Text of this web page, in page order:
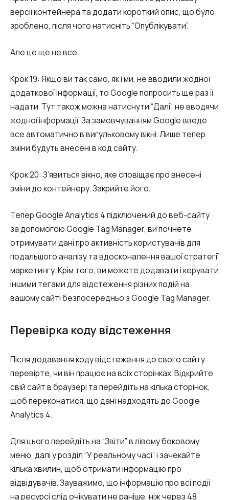
версії контейнера та додати короткий опис, що було
зроблено, після чого натисніть “Опублікувати”.
Але це ще не все.
Крок 19: Якщо ви так само, як і ми, не вводили жодної
додаткової інформації, то Google попросить ще раз її
надати. Тут також можна натиснути “Далі”, не вводячи
жодної інформації. За замовчуванням Google введе
все автоматично в вигульковому вікні. Лише тепер
зміни будуть внесені в код сайту.
Крок 20: З’явиться вікно, яке сповіщає про внесені
зміни до контейнеру. Закрийте його.
Тепер Google Analytics 4 підключений до веб-сайту
за допомогою Google Tag Manager, ви почнете
отримувати дані про активність користувачів для
подальшого аналізу та вдосконалення вашої стратегії
маркетингу. Крім того, ви можете додавати і керувати
іншими тегами для відстеження різних подій на
вашому сайті безпосередньо з Google Tag Manager.
Перевірка коду відстеження
Після додавання коду відстеження до свого сайту
перевірте, чи він працює на всіх сторінках. Відкрийте
свій сайт в браузері та перейдіть на кілька сторінок,
щоб переконатися, що дані надходять до Google
Analytics 4.
Для цього перейдіть на “Звіти” в лівому боковому
меню, далі у розділ “У реальному часі” і зачекайте
кілька хвилин, щоб отримати інформацію про
відвідувачів. Зауважимо, що інформацію про всі події
на ресурсі слід очікувати не раніше, ніж через 48
Alternative:
Alternative: